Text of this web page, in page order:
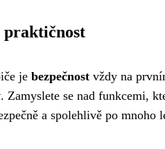
praktičnost
je bezpečnost vždy na
. Zamyslete se nad funkcemi,
a spolehlivě po mnoho